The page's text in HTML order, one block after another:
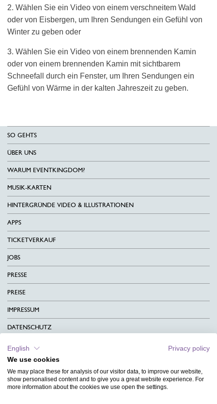
2. Wählen Sie ein Video von einem verschneitem Wald
oder von Eisbergen, um Ihren Sendungen ein Gefühl von
Winter zu geben oder
3. Wählen Sie ein Video von einem brennenden Kamin
oder von einem brennenden Kamin mit sichtbarem
Schneefall durch ein Fenster, um Ihren Sendungen ein
Gefühl von Wärme in der kalten Jahreszeit zu geben.
SO GEHTS
ÜBER UNS
WARUM EVENTKINGDOM?
MUSIK-KARTEN
HINTERGRÜNDE VIDEO & ILLUSTRATIONEN
APPS
TICKETVERKAUF
JOBS
PRESSE
PREISE
IMPRESSUM
DATENSCHUTZ
KONTAKT
AGB
CHARITY
English
Privacy policy
We use cookies
We may place these for analysis of our visitor data, to improve our website,
show personalised content and to give you a great website experience. For
more information about the cookies we use open the settings.